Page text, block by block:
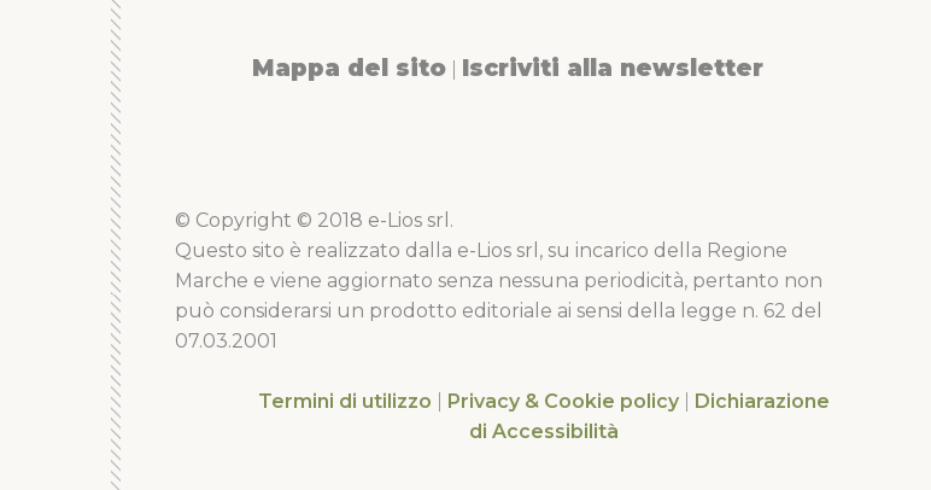
Mappa del sito Iscriviti alla newsletter
© Copyright © 2018 e-Lios srl.
Questo sito è realizzato dalla e-Lios srl, su incarico della Regione
Marche e viene aggiornato senza nessuna periodicità, pertanto non
può considerarsi un prodotto editoriale ai sensi della legge n. 62 del
07.03.2001
Termini di utilizzo Privacy & Cookie policy
Dichiarazione
di Accessibilità